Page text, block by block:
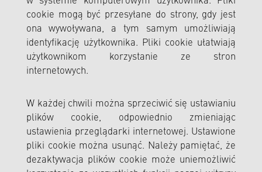
cookie mogą być przesyłane do strony, gdy jest
ona wywoływana, a tym samym umożliwiają
identyfikację użytkownika. Pliki cookie ułatwiają
użytkownikom korzystanie ze stron
internetowych.
W każdej chwili można sprzeciwić się ustawianiu
plików cookie, odpowiednio zmieniając
ustawienia przeglądarki internetowej. Ustawione
pliki cookie można usunąć. Należy pamiętać, że
dezaktywacja plików cookie może uniemożliwić